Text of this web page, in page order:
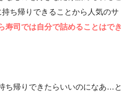
ち帰りできることから人気のサ
寿司では自分で詰めることはでき
ち帰りできたらいいのになあ…と